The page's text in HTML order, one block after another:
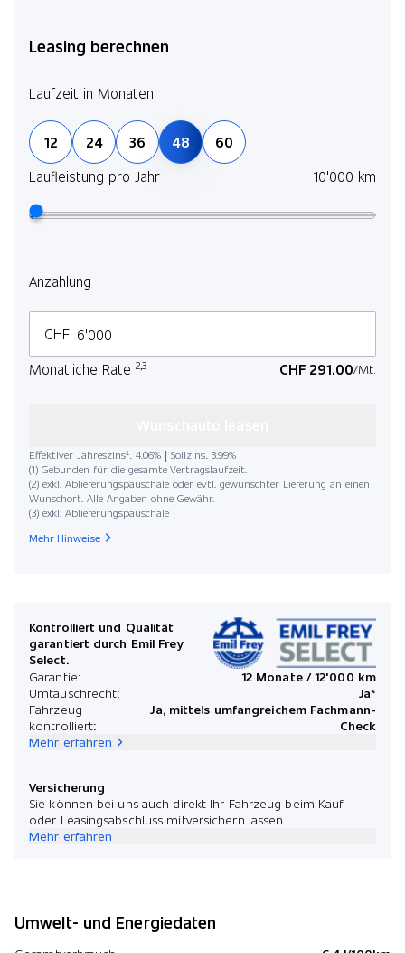
Leasing berechnen
Laufzeit in Monaten
12 24 36 48
60
Laufleistung pro Jahr
10'000 km
Anzahlung
CHF
Effektiver Jahreszins¹: 4.06% | Sollzins: 3.99%
(1) Gebunden für die gesamte Vertragslaufzeit.
(2) exkl. Ablieferungspauschale oder evtl. gewünschter Lieferung an einen
Wunschort. Alle Angaben ohne Gewähr.
(3) exkl. Ablieferungspauschale
Monatliche Rate 2,3 CHF 291.00/Mt.
Mehr Hinweise
Kontrolliert und Qualität
garantiert durch Emil Frey
Select.
Garantie:
12 Monate / 12'000 km
Umtauschrecht:
Ja*
Fahrzeug
kontrolliert:
Ja, mittels umfangreichem Fachmann-
Check
Mehr erfahren
Versicherung
Sie können bei uns auch direkt Ihr Fahrzeug beim Kauf-
oder Leasingsabschluss mitversichern lassen.
Mehr erfahren
Umwelt- und Energiedaten